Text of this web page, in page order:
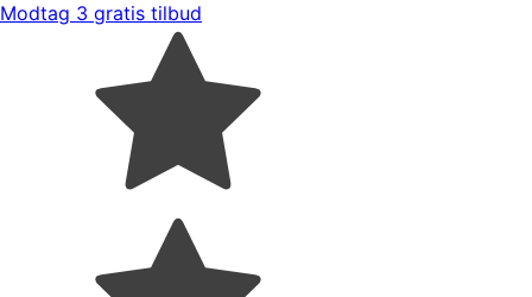
Modtag 3 gratis tilbud